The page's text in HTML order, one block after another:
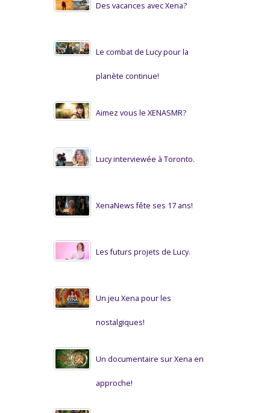
Des vacances avec Xena?
Le combat de Lucy pour la
planète continue!
Aimez vous le XENASMR?
Lucy interviewée à Toronto.
XenaNews fête ses 17 ans!
Les futurs projets de Lucy.
Un jeu Xena pour les
nostalgiques!
Un documentaire sur Xena en
approche!